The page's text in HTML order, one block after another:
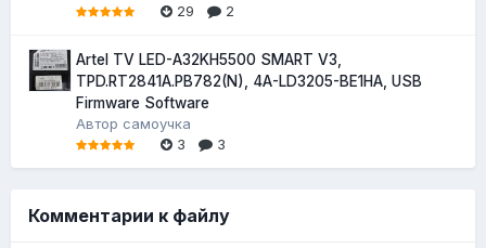
29
2
Artel TV LED-A32KH5500 SMART V3,
TPD.RT2841A.PB782(N), 4A-LD3205-BE1HA, USB
Firmware Software
Автор самоучка
3
3
Комментарии к файлу